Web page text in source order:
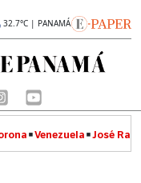
32.7°C | PANAMÁ
Venezuela José